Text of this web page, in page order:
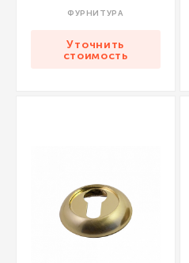
ФУРНИТУРА
Уточнить
стоимость